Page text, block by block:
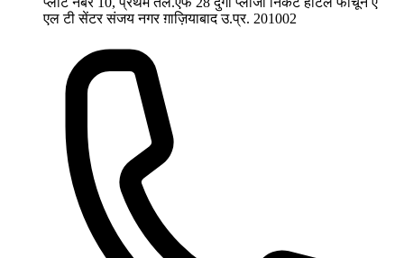
एल टी सेंटर संजय नगर ग़ाज़ियाबाद उ.प्र. 201002